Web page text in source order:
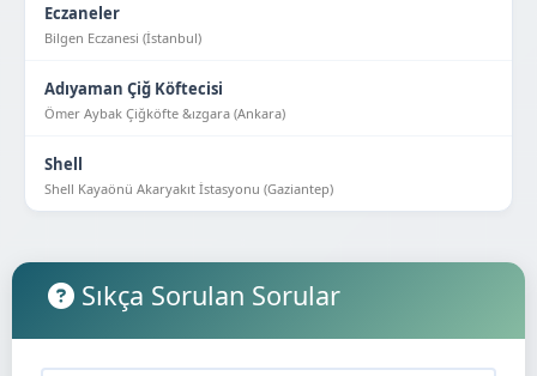
Eczaneler
Bilgen Eczanesi (İstanbul)
Adıyaman Çiğ Köftecisi
Ömer Aybak Çiğköfte &ızgara (Ankara)
Shell
Shell Kayaönü Akaryakıt İstasyonu (Gaziantep)
Sıkça Sorulan Sorular